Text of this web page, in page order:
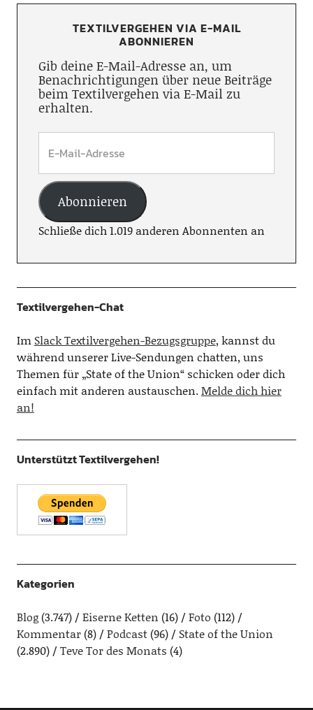
TEXTILVERGEHEN VIA E-MAIL
ABONNIEREN
Gib deine E-Mail-Adresse an, um
Benachrichtigungen über neue Beiträge
beim Textilvergehen via E-Mail zu
erhalten.
Abonnieren
Schließe dich 1.019 anderen Abonnenten an
Textilvergehen-Chat
Im Slack Textilvergehen-Bezugsgruppe, kannst du
während unserer Live-Sendungen chatten, uns
Themen für „State of the Union“ schicken oder dich
einfach mit anderen austauschen.Melde dich hier
an!
Unterstützt Textilvergehen!
Kategorien
Blog(3.747) Eiserne Ketten (16) Foto (112)
Kommentar(8) Podcast(96)
State of the Union
(2.890)
Teve Tor des Monats (4)